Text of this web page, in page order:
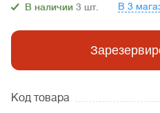
В наличии 3 шт. В 3
Код товара